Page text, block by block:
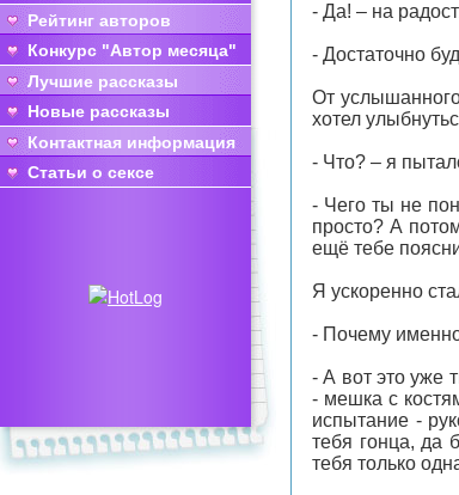
Рейтинг авторов
Конкурс "Автор месяца"
Лучшие рассказы
Новые рассказы
Контактная информация
Статьи о сексе
- Да! – на
- Достаточно
От
хотел
- Что? – я
- Чего ты не
просто? А
ещё тебе
Я ускоренно
- Почему
- А вот это уже
- мешка с
испытание -
тебя гонца, да
тебя только